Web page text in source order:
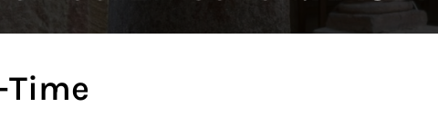
Time